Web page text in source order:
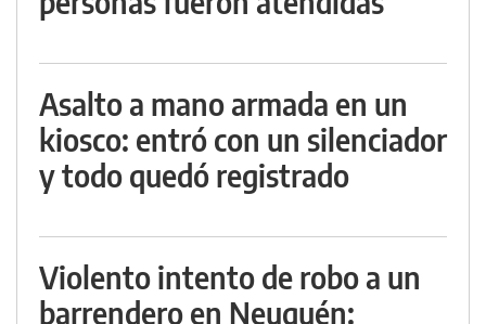
Asalto a mano armada en un
kiosco: entró con un silenciador
y todo quedó registrado
Violento intento de robo a un
barrendero en Neuquén: